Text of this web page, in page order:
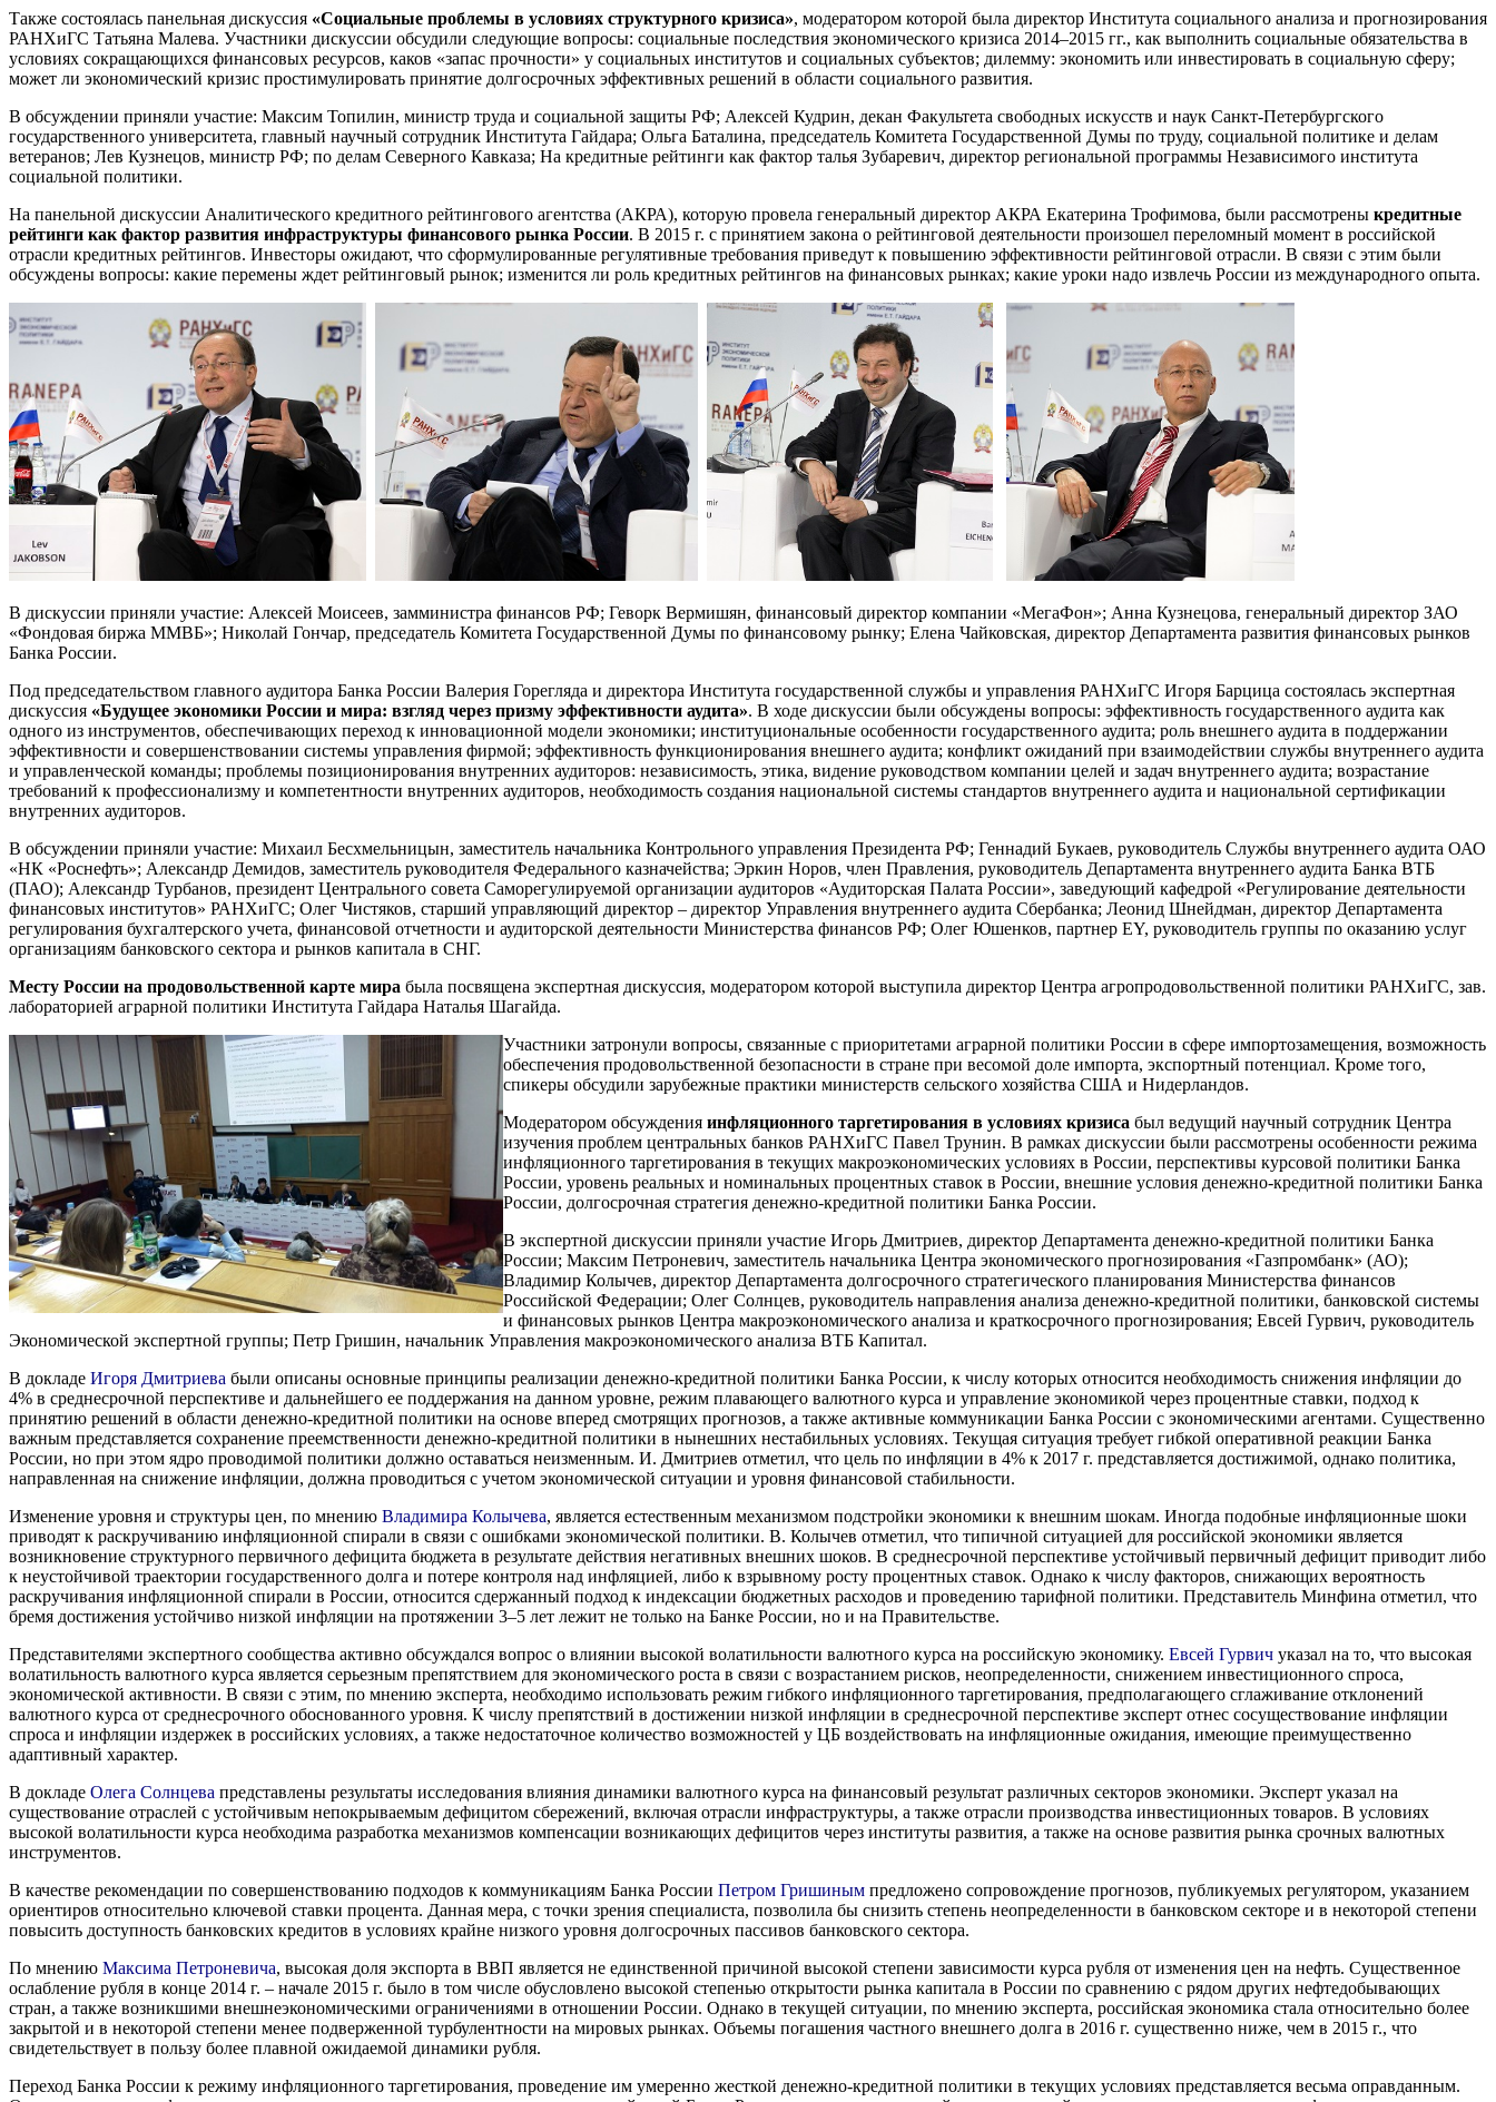
Также состоялась панельная дискуссия «Социальные проблемы в условиях структурного кризиса», модератором которой была директор Института социального анализа и прогнозирования
РАНХиГС Татьяна Малева. Участники дискуссии обсудили следующие вопросы: социальные последствия экономического кризиса 2014–2015 гг., как выполнить социальные обязательства в
условиях сокращающихся финансовых ресурсов, каков «запас прочности» у социальных институтов и социальных субъектов; дилемму: экономить или инвестировать в социальную сферу;
может ли экономический кризис простимулировать принятие долгосрочных эффективных решений в области социального развития.
В обсуждении приняли участие: Максим Топилин, министр труда и социальной защиты РФ; Алексей Кудрин, декан Факультета свободных искусств и наук Санкт-Петербургского
государственного университета, главный научный сотрудник Института Гайдара; Ольга Баталина, председатель Комитета Государственной Думы по труду, социальной политике и делам
ветеранов; Лев Кузнецов, министр РФ; по делам Северного Кавказа; На кредитные рейтинги как фактор талья Зубаревич, директор региональной программы Независимого института
социальной политики.
На панельной дискуссии Аналитического кредитного рейтингового агентства (АКРА), которую провела генеральный директор АКРА Екатерина Трофимова, были рассмотрены кредитные
рейтинги как фактор развития инфраструктуры финансового рынка России. В 2015 г. с принятием закона о рейтинговой деятельности произошел переломный момент в российской
отрасли кредитных рейтингов. Инвесторы ожидают, что сформулированные регулятивные требования приведут к повышению эффективности рейтинговой отрасли. В связи с этим были
обсуждены вопросы: какие перемены ждет рейтинговый рынок; изменится ли роль кредитных рейтингов на финансовых рынках; какие уроки надо извлечь России из международного опыта.
В дискуссии приняли участие: Алексей Моисеев, замминистра финансов РФ; Геворк Вермишян, финансовый директор компании «МегаФон»; Анна Кузнецова, генеральный директор ЗАО
«Фондовая биржа ММВБ»; Николай Гончар, председатель Комитета Государственной Думы по финансовому рынку; Елена Чайковская, директор Департамента развития финансовых рынков
Банка России.
Под председательством главного аудитора Банка России Валерия Горегляда и директора Института государственной службы и управления РАНХиГС Игоря Барцица состоялась экспертная
дискуссия «Будущее экономики России и мира: взгляд через призму эффективности аудита». В ходе дискуссии были обсуждены вопросы: эффективность государственного аудита как
одного из инструментов, обеспечивающих переход к инновационной модели экономики; институциональные особенности государственного аудита; роль внешнего аудита в поддержании
эффективности и совершенствовании системы управления фирмой; эффективность функционирования внешнего аудита; конфликт ожиданий при взаимодействии службы внутреннего аудита
и управленческой команды; проблемы позиционирования внутренних аудиторов: независимость, этика, видение руководством компании целей и задач внутреннего аудита; возрастание
требований к профессионализму и компетентности внутренних аудиторов, необходимость создания национальной системы стандартов внутреннего аудита и национальной сертификации
внутренних аудиторов.
В обсуждении приняли участие: Михаил Бесхмельницын, заместитель начальника Контрольного управления Президента РФ; Геннадий Букаев, руководитель Службы внутреннего аудита ОАО
«НК «Роснефть»; Александр Демидов, заместитель руководителя Федерального казначейства; Эркин Норов, член Правления, руководитель Департамента внутреннего аудита Банка ВТБ
(ПАО); Александр Турбанов, президент Центрального совета Саморегулируемой организации аудиторов «Аудиторская Палата России», заведующий кафедрой «Регулирование деятельности
финансовых институтов» РАНХиГС; Олег Чистяков, старший управляющий директор – директор Управления внутреннего аудита Сбербанка; Леонид Шнейдман, директор Департамента
регулирования бухгалтерского учета, финансовой отчетности и аудиторской деятельности Министерства финансов РФ; Олег Юшенков, партнер EY, руководитель группы по оказанию услуг
организациям банковского сектора и рынков капитала в СНГ.
Месту России на продовольственной карте мира была посвящена экспертная дискуссия, модератором которой выступила директор Центра агропродовольственной политики РАНХиГС, зав.
лабораторией аграрной политики Института Гайдара Наталья Шагайда.
Участники затронули вопросы, связанные с приоритетами аграрной политики России в сфере импортозамещения, возможность
обеспечения продовольственной безопасности в стране при весомой доле импорта, экспортный потенциал. Кроме того,
спикеры обсудили зарубежные практики министерств сельского хозяйства США и Нидерландов.
Модератором обсуждения инфляционного таргетирования в условиях кризиса был ведущий научный сотрудник Центра
изучения проблем центральных банков РАНХиГС Павел Трунин. В рамках дискуссии были рассмотрены особенности режима
инфляционного таргетирования в текущих макроэкономических условиях в России, перспективы курсовой политики Банка
России, уровень реальных и номинальных процентных ставок в России, внешние условия денежно-кредитной политики Банка
России, долгосрочная стратегия денежно-кредитной политики Банка России.
В экспертной дискуссии приняли участие Игорь Дмитриев, директор Департамента денежно-кредитной политики Банка
России; Максим Петроневич, заместитель начальника Центра экономического прогнозирования «Газпромбанк» (АО);
Владимир Колычев, директор Департамента долгосрочного стратегического планирования Министерства финансов
Российской Федерации; Олег Солнцев, руководитель направления анализа денежно-кредитной политики, банковской системы
и финансовых рынков Центра макроэкономического анализа и краткосрочного прогнозирования; Евсей Гурвич, руководитель
Экономической экспертной группы; Петр Гришин, начальник Управления макроэкономического анализа ВТБ Капитал.
В докладе Игоря Дмитриева были описаны основные принципы реализации денежно-кредитной политики Банка России, к числу которых относится необходимость снижения инфляции до
4% в среднесрочной перспективе и дальнейшего ее поддержания на данном уровне, режим плавающего валютного курса и управление экономикой через процентные ставки, подход к
принятию решений в области денежно-кредитной политики на основе вперед смотрящих прогнозов, а также активные коммуникации Банка России с экономическими агентами. Существенно
важным представляется сохранение преемственности денежно-кредитной политики в нынешних нестабильных условиях. Текущая ситуация требует гибкой оперативной реакции Банка
России, но при этом ядро проводимой политики должно оставаться неизменным. И. Дмитриев отметил, что цель по инфляции в 4% к 2017 г. представляется достижимой, однако политика,
направленная на снижение инфляции, должна проводиться с учетом экономической ситуации и уровня финансовой стабильности.
Изменение уровня и структуры цен, по мнению Владимира Колычева, является естественным механизмом подстройки экономики к внешним шокам. Иногда подобные инфляционные шоки
приводят к раскручиванию инфляционной спирали в связи с ошибками экономической политики. В. Колычев отметил, что типичной ситуацией для российской экономики является
возникновение структурного первичного дефицита бюджета в результате действия негативных внешних шоков. В среднесрочной перспективе устойчивый первичный дефицит приводит либо
к неустойчивой траектории государственного долга и потере контроля над инфляцией, либо к взрывному росту процентных ставок. Однако к числу факторов, снижающих вероятность
раскручивания инфляционной спирали в России, относится сдержанный подход к индексации бюджетных расходов и проведению тарифной политики. Представитель Минфина отметил, что
бремя достижения устойчиво низкой инфляции на протяжении 3–5 лет лежит не только на Банке России, но и на Правительстве.
Представителями экспертного сообщества активно обсуждался вопрос о влиянии высокой волатильности валютного курса на российскую экономику. Евсей Гурвич указал на то, что высокая
волатильность валютного курса является серьезным препятствием для экономического роста в связи с возрастанием рисков, неопределенности, снижением инвестиционного спроса,
экономической активности. В связи с этим, по мнению эксперта, необходимо использовать режим гибкого инфляционного таргетирования, предполагающего сглаживание отклонений
валютного курса от среднесрочного обоснованного уровня. К числу препятствий в достижении низкой инфляции в среднесрочной перспективе эксперт отнес сосуществование инфляции
спроса и инфляции издержек в российских условиях, а также недостаточное количество возможностей у ЦБ воздействовать на инфляционные ожидания, имеющие преимущественно
адаптивный характер.
В докладе Олега Солнцева представлены результаты исследования влияния динамики валютного курса на финансовый результат различных секторов экономики. Эксперт указал на
существование отраслей с устойчивым непокрываемым дефицитом сбережений, включая отрасли инфраструктуры, а также отрасли производства инвестиционных товаров. В условиях
высокой волатильности курса необходима разработка механизмов компенсации возникающих дефицитов через институты развития, а также на основе развития рынка срочных валютных
инструментов.
В качестве рекомендации по совершенствованию подходов к коммуникациям Банка России Петром Гришиным предложено сопровождение прогнозов, публикуемых регулятором, указанием
ориентиров относительно ключевой ставки процента. Данная мера, с точки зрения специалиста, позволила бы снизить степень неопределенности в банковском секторе и в некоторой степени
повысить доступность банковских кредитов в условиях крайне низкого уровня долгосрочных пассивов банковского сектора.
По мнению Максима Петроневича, высокая доля экспорта в ВВП является не единственной причиной высокой степени зависимости курса рубля от изменения цен на нефть. Существенное
ослабление рубля в конце 2014 г. – начале 2015 г. было в том числе обусловлено высокой степенью открытости рынка капитала в России по сравнению с рядом других нефтедобывающих
стран, а также возникшими внешнеэкономическими ограничениями в отношении России. Однако в текущей ситуации, по мнению эксперта, российская экономика стала относительно более
закрытой и в некоторой степени менее подверженной турбулентности на мировых рынках. Объемы погашения частного внешнего долга в 2016 г. существенно ниже, чем в 2015 г., что
свидетельствует в пользу более плавной ожидаемой динамики рубля.
Переход Банка России к режиму инфляционного таргетирования, проведение им умеренно жесткой денежно-кредитной политики в текущих условиях представляется весьма оправданным.